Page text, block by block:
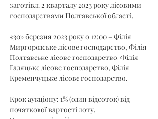
заготівлі 2 кварталу 2023 року лісовими
господарствами Полтавської області.
«30» березня 2023 року о 12:00 – Філія
Миргородське лісове господарство, Філія
Полтавське лісове господарство, Філія
Гадяцьке лісове господарство, Філія
Кременчуцьке лісове господарство.
Крок аукціону: 1% (один відсоток) від
початкової вартості лоту.